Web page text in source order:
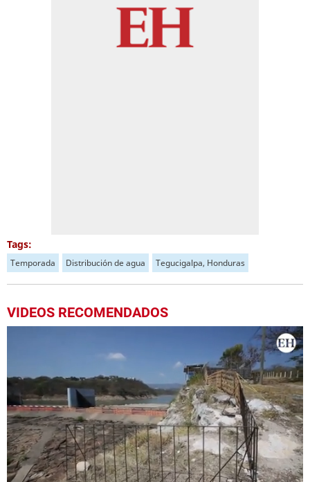
Tags:
Temporada Distribución de agua Tegucigalpa, Honduras
VIDEOS RECOMENDADOS